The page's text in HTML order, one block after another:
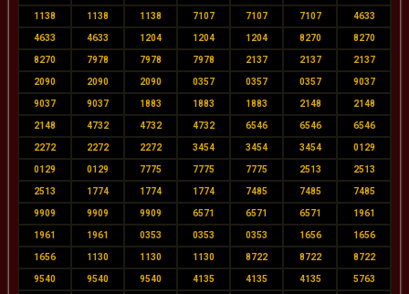
1138 1138 1138 7107 7107 7107 4633
4633 4633 1204 1204 1204 8270 8270
8270 7978 7978 7978 2137 2137 2137
2090 2090 2090 0357 0357 0357 9037
9037 9037 1883 1883 1883 2148 2148
2148 4732 4732 4732 6546 6546 6546
2272 2272 2272 3454 3454 3454 0129
0129 0129 7775 7775 7775 2513 2513
2513 1774 1774 1774 7485 7485 7485
9909 9909 9909 6571 6571 6571 1961
1961 1961 0353 0353 0353 1656 1656
1656 1130 1130 1130 8722 8722 8722
9540 9540 9540 4135 4135 4135 5763